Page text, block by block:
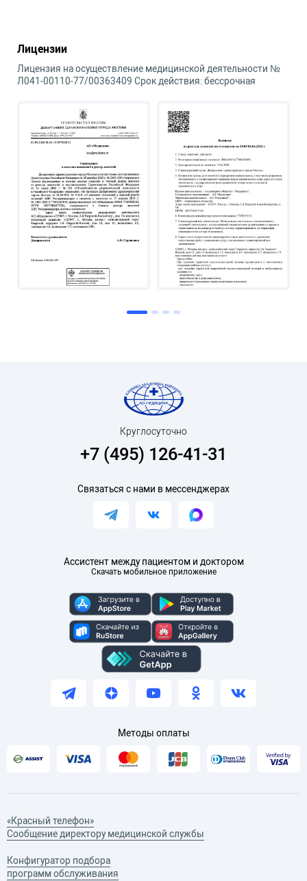
Лицензии
Лицензия на осуществление медицинской деятельности №
Л041-00110-77/00363409 Срок действия: бессрочная
Ассистент между пациентом и доктором
Скачать мобильное приложение
Круглосуточно
+7 (495) 126-41-31
Связаться с нами в мессенджерах
Методы оплаты
«Красный телефон»
Сообщение директору медицинской службы
Конфигуратор подбора
программ обслуживания